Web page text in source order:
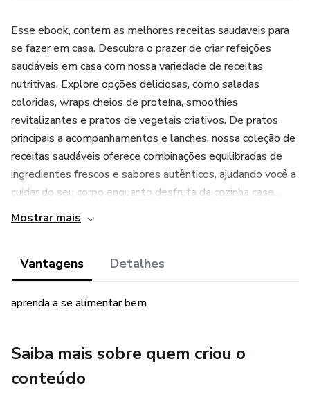
Esse ebook, contem as melhores receitas saudaveis para
se fazer em casa. Descubra o prazer de criar refeições
saudáveis em casa com nossa variedade de receitas
nutritivas. Explore opções deliciosas, como saladas
coloridas, wraps cheios de proteína, smoothies
revitalizantes e pratos de vegetais criativos. De pratos
principais a acompanhamentos e lanches, nossa coleção de
receitas saudáveis oferece combinações equilibradas de
ingredientes frescos e sabores autênticos, ajudando você a
cuidar do seu corpo enquanto desfruta da cozinha case...
Mostrar mais
Vantagens Detalhes
aprenda a se alimentar bem
Saiba mais sobre quem criou o
conteúdo